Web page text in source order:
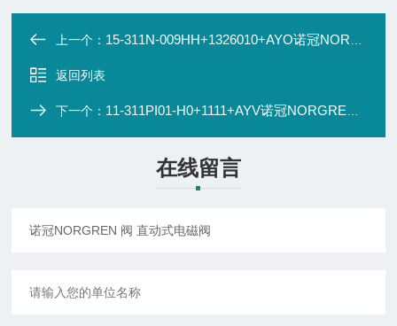
上一个： 15-311N-009HH+1326010+AYO诺冠NORGREN 阀 直动式2通和3通阀
返回列表
下一个： 11-311PI01-H0+1111+AYV诺冠NORGREN 阀 直动式电磁阀
在线留言